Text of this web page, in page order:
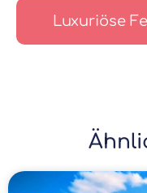
Luxuriöse